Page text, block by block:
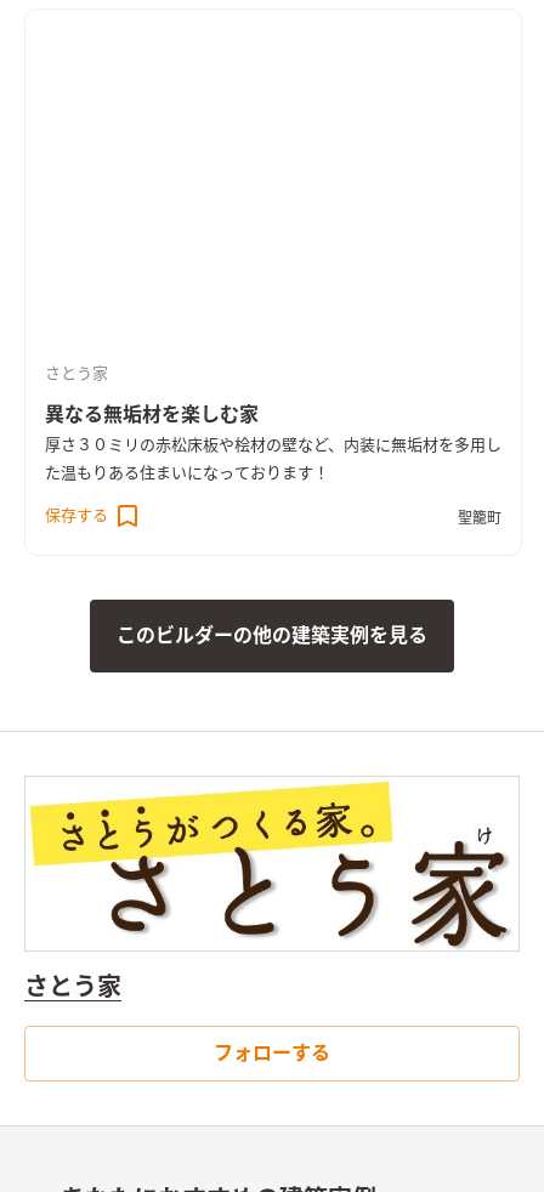
さとう家
異なる無垢材を楽しむ家
厚さ３０ミリの赤松床板や桧材の壁など、内装に無垢材を多用し
た温もりある住まいになっております！
保存する 聖籠町
このビルダーの他の建築実例を見る
さとう家
フォローする